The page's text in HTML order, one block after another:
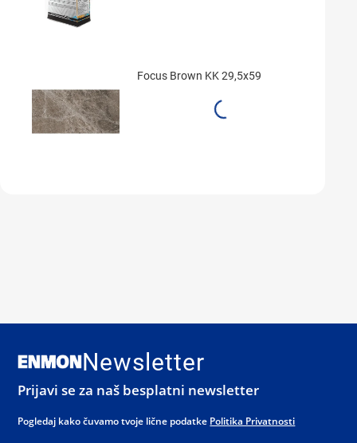
Focus Brown KK 29,5x59
Newsletter
Prijavi se za naš besplatni newsletter
Pogledaj kako čuvamo tvoje lične podatke Politika Privatnosti